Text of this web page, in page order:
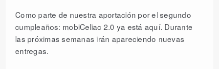
Como parte de nuestra aportación por el segundo
cumpleaños: mobiCeliac 2.0 ya está aquí. Durante
las próximas semanas irán apareciendo nuevas
entregas.